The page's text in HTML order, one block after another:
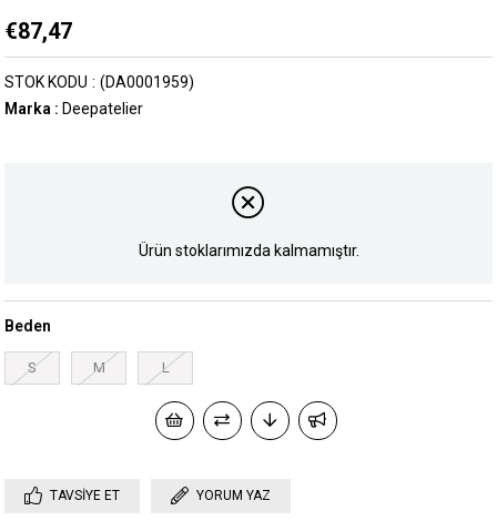
€87,47
(DA0001959)
STOK KODU
Marka : Deepatelier
Ürün stoklarımızda kalmamıştır.
Beden
S M L
TAVSIYE ET YORUM YAZ